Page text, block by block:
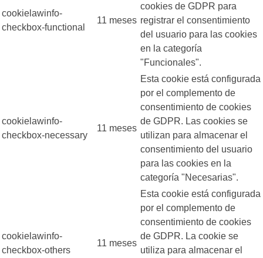
cookielawinfo-
checkbox-functional
11 meses
cookies de GDPR para
registrar el consentimiento
del usuario para las cookies
en la categoría
"Funcionales".
cookielawinfo-
checkbox-necessary
11 meses
Esta cookie está configurada
por el complemento de
consentimiento de cookies
de GDPR. Las cookies se
utilizan para almacenar el
consentimiento del usuario
para las cookies en la
categoría "Necesarias".
cookielawinfo-
checkbox-others
11 meses
Esta cookie está configurada
por el complemento de
consentimiento de cookies
de GDPR. La cookie se
utiliza para almacenar el